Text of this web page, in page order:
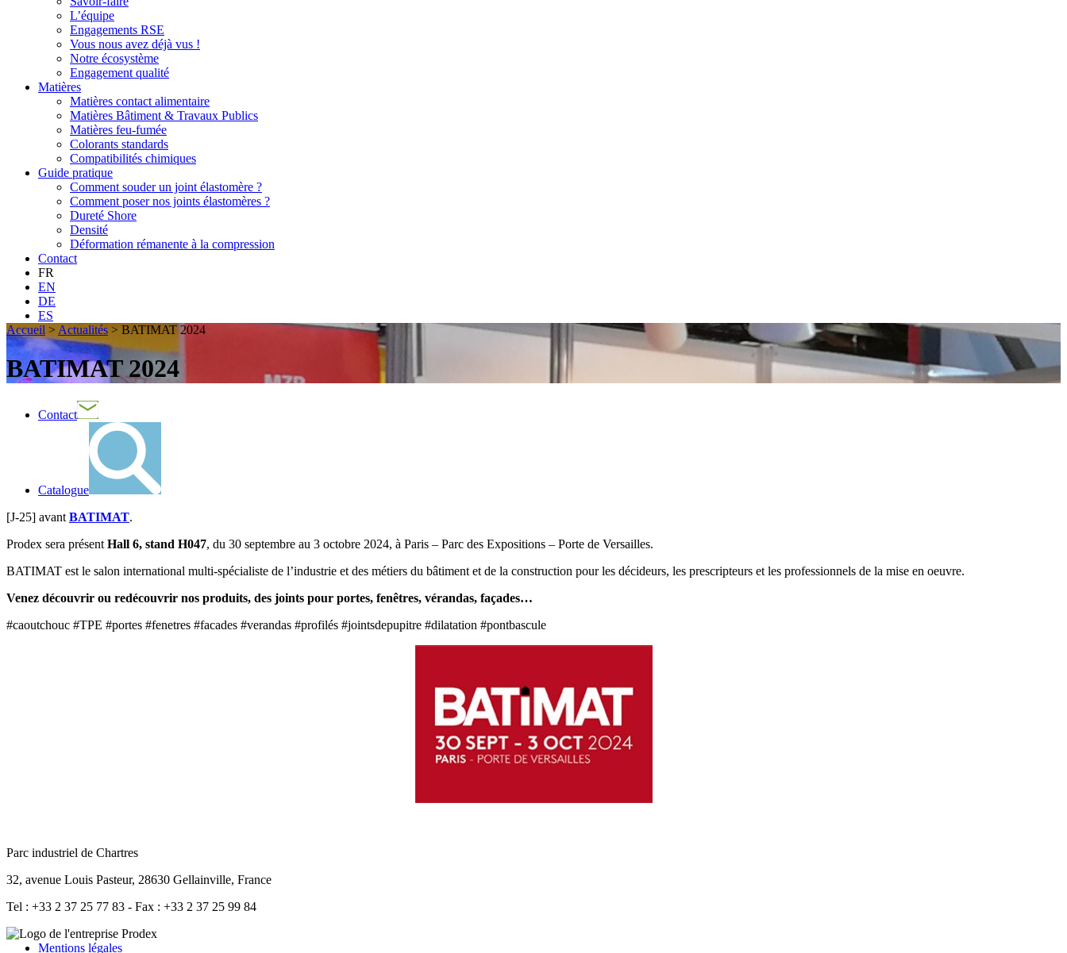
L’équipe
Engagements RSE
Vous nous avez déjà vus !
Notre écosystème
Engagement qualité
Matières
Matières contact alimentaire
Matières Bâtiment & Travaux Publics
Matières feu-fumée
Colorants standards
Compatibilités chimiques
Guide pratique
Comment souder un joint élastomère ?
Comment poser nos joints élastomères ?
Dureté Shore
Densité
Déformation rémanente à la compression
Contact
FR
EN
DE
ES
Accueil > Actualités > BATIMAT 2024
BATIMAT 2024
Contact
Catalogue
[J-25] avant BATIMAT.
Prodex sera présent Hall 6, stand H047, du 30 septembre au 3 octobre 2024, à Paris – Parc des Expositions – Porte de Versailles.
BATIMAT est le salon international multi-spécialiste de l’industrie et des métiers du bâtiment et de la construction pour les décideurs, les prescripteurs et les professionnels de la mise en oeuvre.
Venez découvrir ou redécouvrir nos produits, des joints pour portes, fenêtres, vérandas, façades…
#caoutchouc #TPE #portes #fenetres #facades #verandas #profilés #jointsdepupitre #dilatation #pontbascule
Parc industriel de Chartres
32, avenue Louis Pasteur, 28630 Gellainville, France
Tel : +33 2 37 25 77 83 - Fax : +33 2 37 25 99 84
Mentions légales